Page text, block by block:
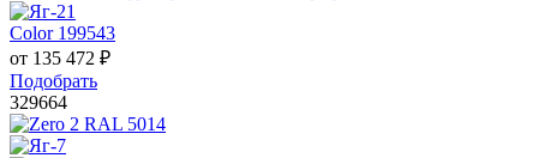
Color 199543
от 135 472 ₽
Подобрать
329664